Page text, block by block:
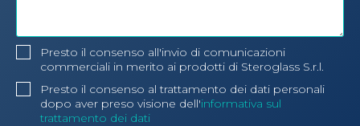
Presto il consenso all'invio di comunicazioni
commerciali in merito ai prodotti di Steroglass S.r.l.
Presto il consenso al trattamento dei dati personali
dopo aver preso visione dell'informativa sul
trattamento dei dati